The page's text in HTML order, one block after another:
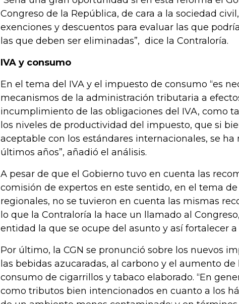
Congreso de la República, de cara a la sociedad
exenciones y descuentos para evaluar las que
las que deben ser eliminadas”, dice la Contraloría.
IVA y consumo
En el tema del IVA y el impuesto de consumo “es
mecanismos de la administración tributaria a
incumplimiento de las obligaciones del IVA, como
los niveles de productividad del impuesto, que si
aceptable con los estándares internacionales, se ha
últimos años”, añadió el análisis.
A pesar de que el Gobierno tuvo en cuenta las
comisión de expertos en este sentido, en el tema
regionales, no se tuvieron en cuenta las mismas
lo que la Contraloría la hace un llamado al
entidad la que se ocupe del asunto y así fortalecer a
Por último, la CGN se pronunció sobre los nuevos
las bebidas azucaradas, al carbono y el aumento de
consumo de cigarrillos y tabaco elaborado. “En
como tributos bien intencionados en cuanto a los